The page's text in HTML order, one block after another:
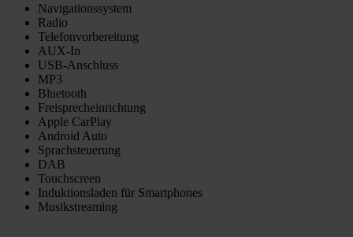
Navigationssystem
Radio
Telefonvorbereitung
AUX-In
USB-Anschluss
MP3
Bluetooth
Freisprecheinrichtung
Apple CarPlay
Android Auto
Sprachsteuerung
DAB
Touchscreen
Induktionsladen für Smartphones
Musikstreaming